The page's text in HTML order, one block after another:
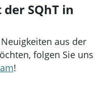
SQhT in
aus der
folgen Sie uns
!